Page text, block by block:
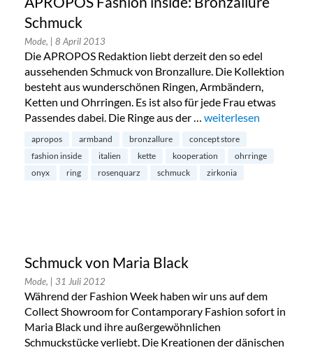
Schmuck
Mode, | 8 April 2013
Die APROPOS Redaktion liebt derzeit den so edel
aussehenden Schmuck von Bronzallure. Die Kollektion
besteht aus wunderschönen Ringen, Armbändern,
Ketten und Ohrringen. Es ist also für jede Frau etwas
Passendes dabei. Die Ringe aus der … „APROPOS Fashion
weiterlesen
apropos armband bronzallure
concept store
fashion inside
italien kette kooperation
ohrringe
onyx
ring rosenquarz schmuck zirkonia
Schmuck von Maria Black
Mode, | 31 Juli 2012
Während der Fashion Week haben wir uns auf dem
Collect Showroom for Contamporary Fashion sofort in
Maria Black und ihre außergewöhnlichen
Schmuckstücke verliebt. Die Kreationen der dänischen